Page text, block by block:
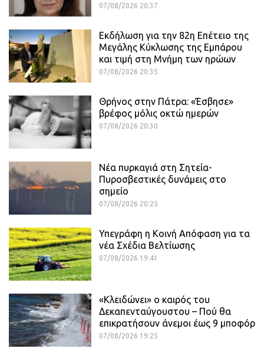
07/08/2026 20:37
Εκδήλωση για την 82η Επέτειο της
Μεγάλης Κύκλωσης της Εμπάρου
και τιμή στη Μνήμη των ηρώων
07/08/2026 20:35
Θρήνος στην Πάτρα: «Έσβησε»
βρέφος μόλις οκτώ ημερών
07/08/2026 20:30
Νέα πυρκαγιά στη Σητεία-
Πυροσβεστικές δυνάμεις στο
σημείο
07/08/2026 20:25
Υπεγράφη η Κοινή Απόφαση για τα
νέα Σχέδια Βελτίωσης
07/08/2026 19:41
«Κλειδώνει» ο καιρός του
Δεκαπενταύγουστου – Πού θα
επικρατήσουν άνεμοι έως 9 μποφόρ
07/08/2026 19:25